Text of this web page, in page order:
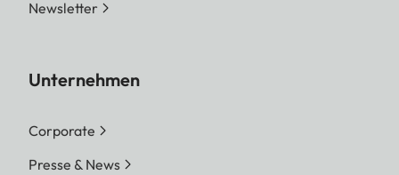
Newsletter
Unternehmen
Corporate
Presse & News